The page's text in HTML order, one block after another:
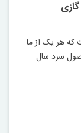
که هر یک از ما
سرد سال...